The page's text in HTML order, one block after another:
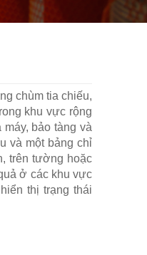
chùm tia chiếu,
khu vực rộng
bảo tàng và
và một bảng chỉ
trên tường hoặc
ở các khu vực
thị trạng thái